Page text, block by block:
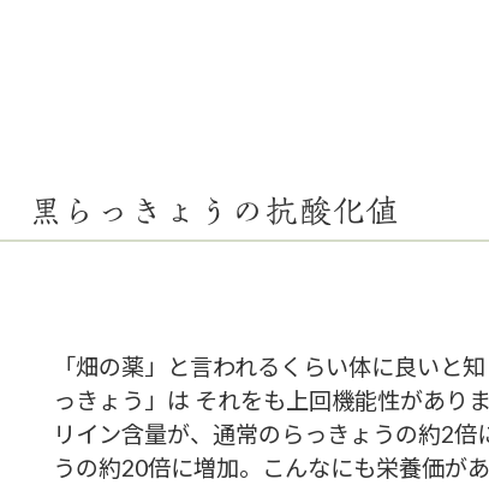
黒らっきょうの抗酸化値
「畑の薬」と言われるくらい体に良いと
っきょう」は それをも上回機能性があり
リイン含量が、通常のらっきょうの約2
うの約20倍に増加。こんなにも栄養価が